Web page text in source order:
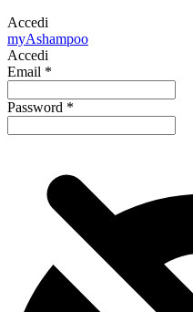
Accedi
myAshampoo
Accedi
Email *
Password *